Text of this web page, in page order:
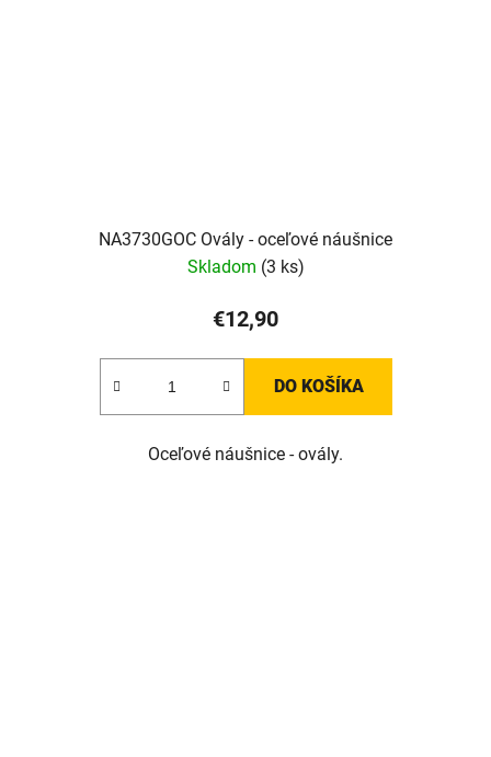
NA3730GOC Ovály - oceľové náušnice
Skladom (3 ks)
€12,90
DO KOŠÍKA
Oceľové náušnice - ovály.